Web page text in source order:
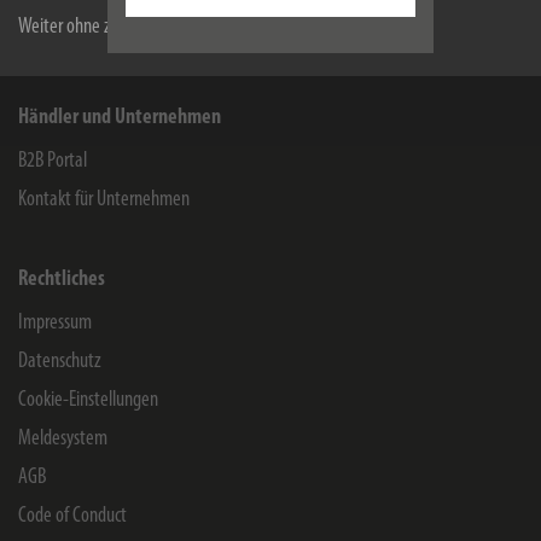
Weiter ohne zu akzeptieren
Karriere
Händler und Unternehmen
B2B Portal
Kontakt für Unternehmen
Rechtliches
Impressum
Datenschutz
Cookie-Einstellungen
Meldesystem
AGB
Code of Conduct